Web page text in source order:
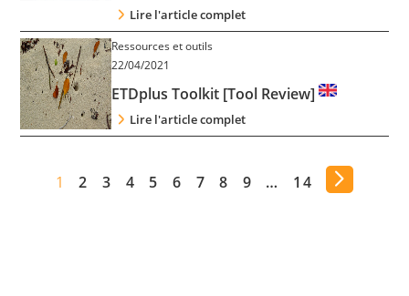
Lire l'article complet
Ressources et outils
22/04/2021
ETDplus Toolkit [Tool Review]
Lire l'article complet
1 2 3 4 5 6 7 8 9 … 14